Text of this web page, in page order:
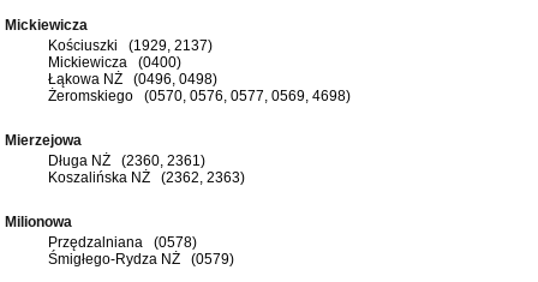
Mickiewicza
Kościuszki (1929, 2137)
Mickiewicza (0400)
Łąkowa NŻ (0496, 0498)
Żeromskiego (0570, 0576, 0577, 0569, 4698)
Mierzejowa
Długa NŻ (2360, 2361)
Koszalińska NŻ (2362, 2363)
Milionowa
Przędzalniana (0578)
Śmigłego-Rydza NŻ (0579)